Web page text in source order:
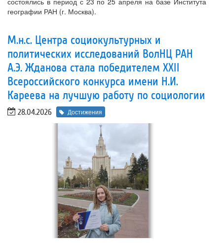
географии РАН (г. Москва).
М.н.с. Центра социокультурных и
политических исследований ВолНЦ РАН
А.Э. Жданова стала победителем XXII
Всероссийского конкурса имени Н.И.
Кареева на лучшую работу по социологии
28.04.2026 Достижения